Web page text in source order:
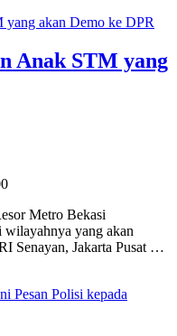
Anak STM yang
Metro Bekasi
wilayahnya yang akan
Senayan, Jakarta Pusat …